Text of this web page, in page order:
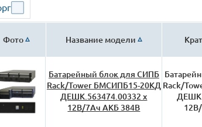
Фото Название модели
Батарейный блок для СИПБ
Rack/Tower БМСИПБ15-20КД
ДЕШК.563474.00332 х
12В/7Ач АКБ 384В
Rack/